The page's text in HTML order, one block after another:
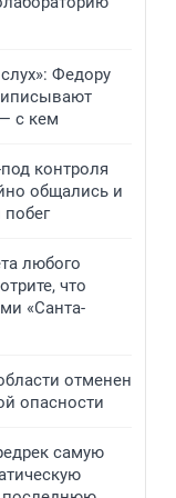
Федору
с кем
контроля
общались и
любого
что
«Санта-
отменен
опасности
самую